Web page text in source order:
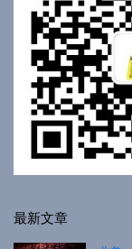
最新文章